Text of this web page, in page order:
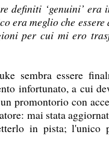
definiti ‘genuini’
era meglio che
per cui mi ero
sembra essere
infortunato, a cui
promontorio con
mai stata
in pista; l'unico